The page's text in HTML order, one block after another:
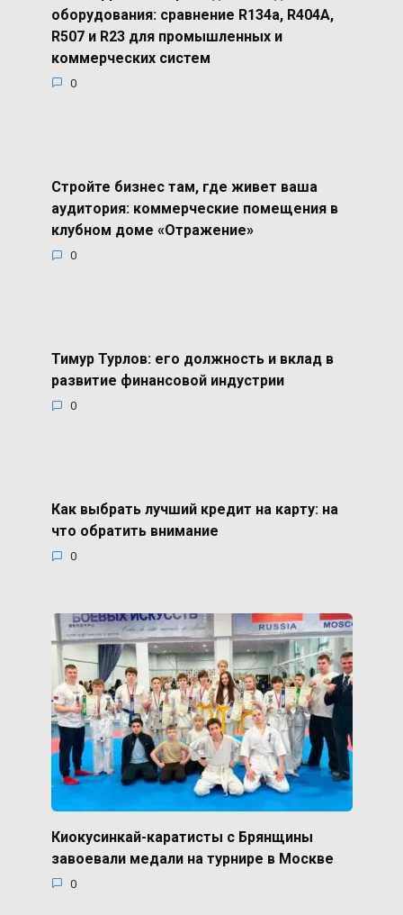
оборудования: сравнение R134a, R404A,
R507 и R23 для промышленных и
коммерческих систем
0
Стройте бизнес там, где живет ваша
аудитория: коммерческие помещения в
клубном доме «Отражение»
0
Тимур Турлов: его должность и вклад в
развитие финансовой индустрии
0
Как выбрать лучший кредит на карту: на
что обратить внимание
0
Киокусинкай-каратисты с Брянщины
завоевали медали на турнире в Москве
0